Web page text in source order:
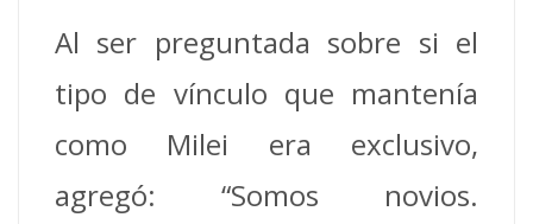
Al ser preguntada sobre si el
tipo de vínculo que mantenía
como Milei era exclusivo,
agregó: “Somos novios.